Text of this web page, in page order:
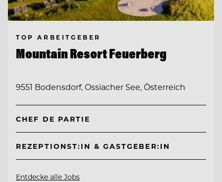
TOP ARBEITGEBER
Mountain Resort Feuerberg
9551 Bodensdorf, Ossiacher See, Österreich
CHEF DE PARTIE
REZEPTIONST:IN & GASTGEBER:IN
Entdecke alle Jobs